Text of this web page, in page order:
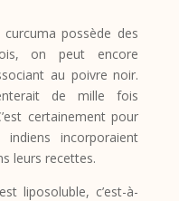
possède des
on peut encore
au poivre noir.
de mille fois
certainement pour
incorporaient
leurs recettes.
liposoluble, c’est-à-